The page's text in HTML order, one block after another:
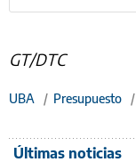
GT/DTC
UBA / Presupuesto /
Últimas noticias